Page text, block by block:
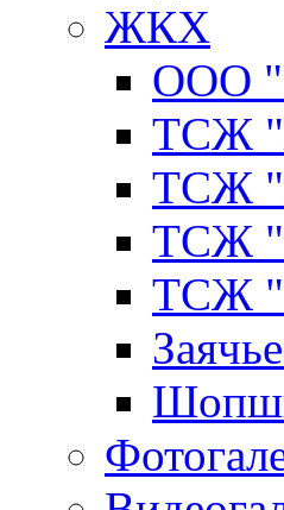
ЖКХ
ООО
ТСЖ
ТСЖ
ТСЖ
ТСЖ